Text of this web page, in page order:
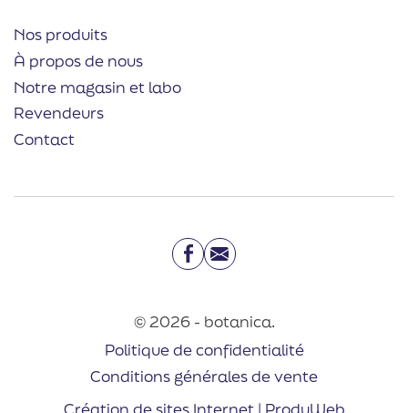
Nos produits
À propos de nous
Notre magasin et labo
Revendeurs
Contact
Facebook
Email
© 2026 - botanica.
Politique de confidentialité
Conditions générales de vente